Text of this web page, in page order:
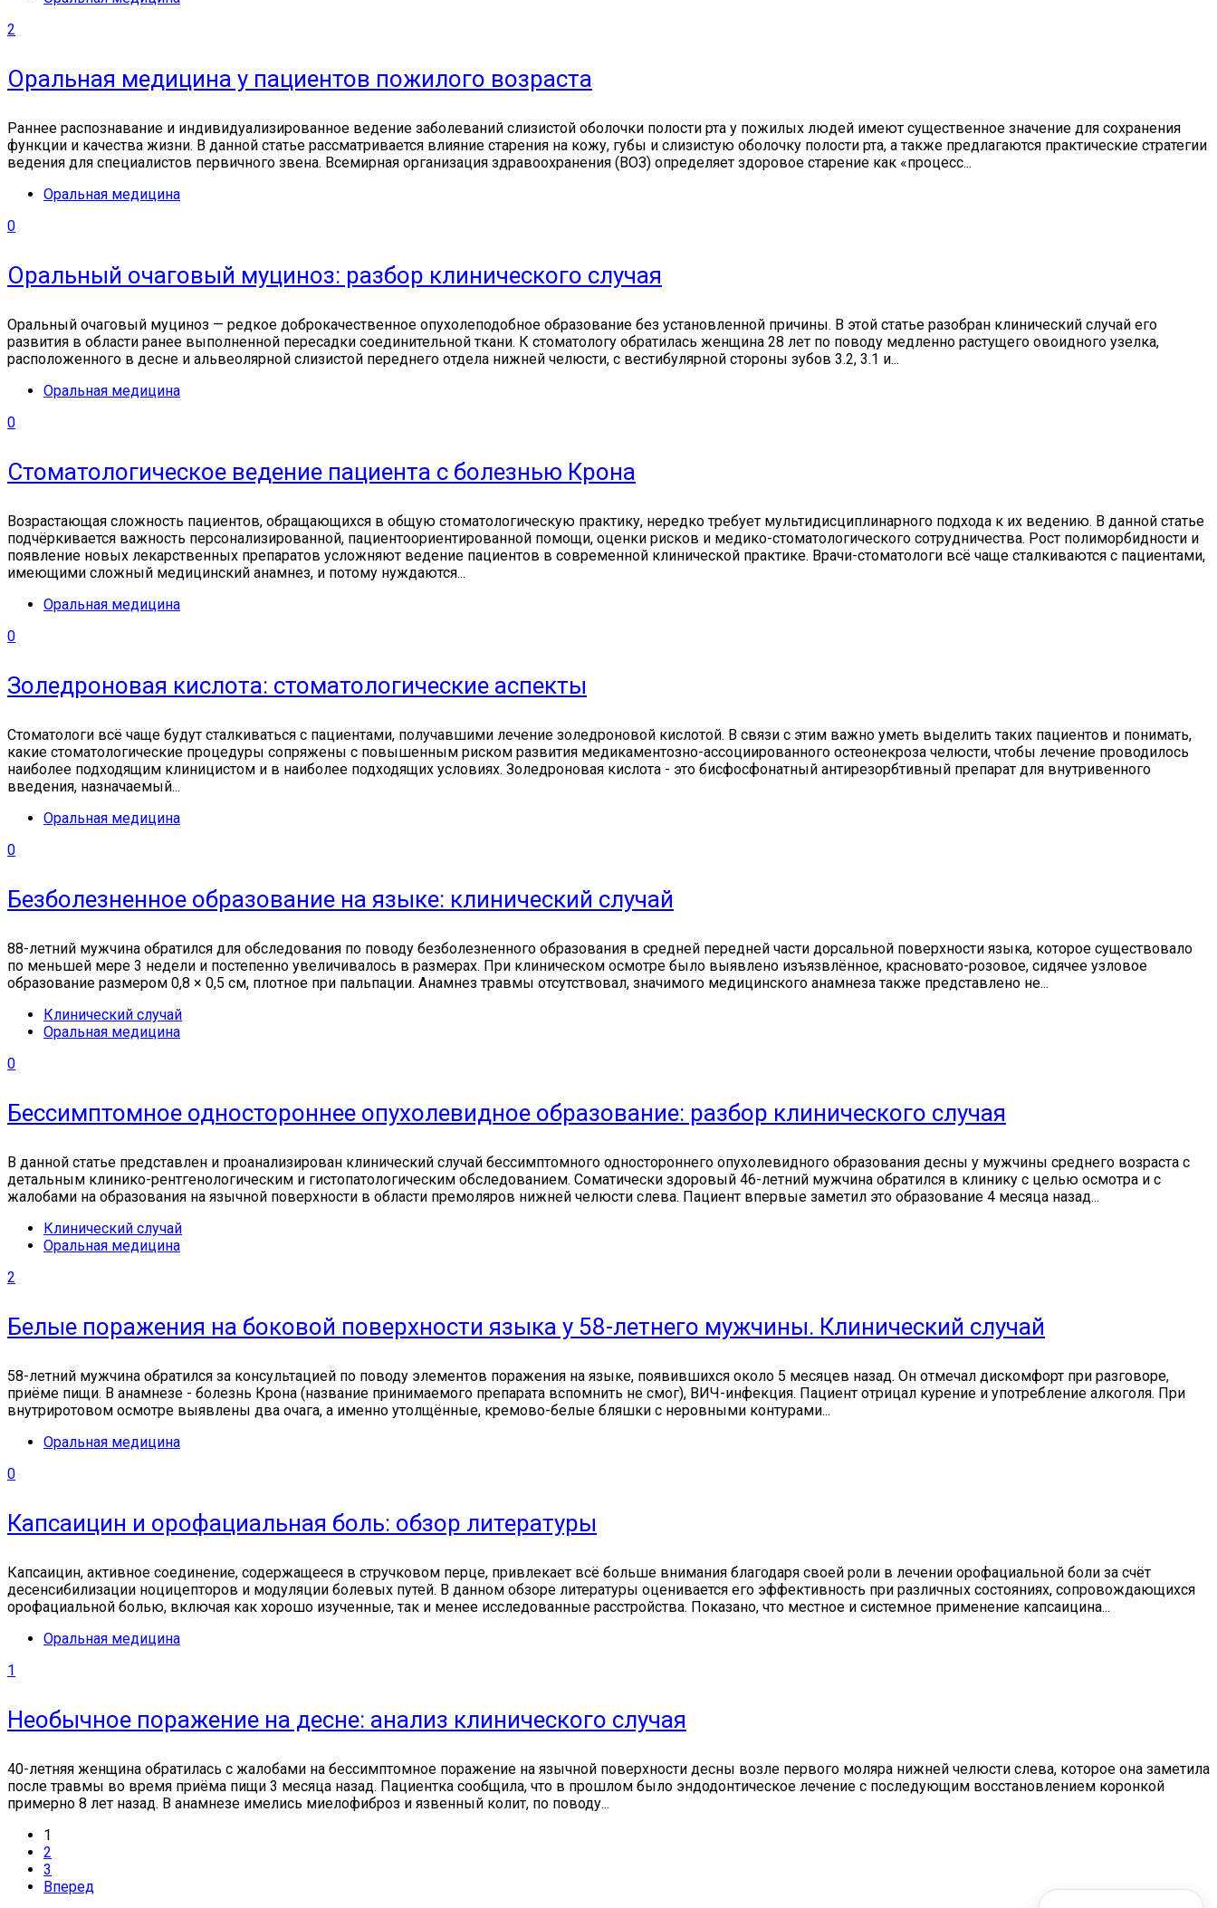
2
Оральная медицина у пациентов пожилого возраста
Раннее распознавание и индивидуализированное ведение заболеваний слизистой оболочки полости рта у пожилых людей имеют существенное значение для сохранения
функции и качества жизни. В данной статье рассматривается влияние старения на кожу, губы и слизистую оболочку полости рта, а также предлагаются практические стратегии
ведения для специалистов первичного звена. Всемирная организация здравоохранения (ВОЗ) определяет здоровое старение как «процесс...
Оральная медицина
0
Оральный очаговый муциноз: разбор клинического случая
Оральный очаговый муциноз — редкое доброкачественное опухолеподобное образование без установленной причины. В этой статье разобран клинический случай его
развития в области ранее выполненной пересадки соединительной ткани. К стоматологу обратилась женщина 28 лет по поводу медленно растущего овоидного узелка,
расположенного в десне и альвеолярной слизистой переднего отдела нижней челюсти, с вестибулярной стороны зубов 3.2, 3.1 и...
Оральная медицина
0
Стоматологическое ведение пациента с болезнью Крона
Возрастающая сложность пациентов, обращающихся в общую стоматологическую практику, нередко требует мультидисциплинарного подхода к их ведению. В данной статье
подчёркивается важность персонализированной, пациентоориентированной помощи, оценки рисков и медико-стоматологического сотрудничества. Рост полиморбидности и
появление новых лекарственных препаратов усложняют ведение пациентов в современной клинической практике. Врачи-стоматологи всё чаще сталкиваются с пациентами,
имеющими сложный медицинский анамнез, и потому нуждаются...
Оральная медицина
0
Золедроновая кислота: стоматологические аспекты
Стоматологи всё чаще будут сталкиваться с пациентами, получавшими лечение золедроновой кислотой. В связи с этим важно уметь выделить таких пациентов и понимать,
какие стоматологические процедуры сопряжены с повышенным риском развития медикаментозно-ассоциированного остеонекроза челюсти, чтобы лечение проводилось
наиболее подходящим клиницистом и в наиболее подходящих условиях. Золедроновая кислота - это бисфосфонатный антирезорбтивный препарат для внутривенного
введения, назначаемый...
Оральная медицина
0
Безболезненное образование на языке: клинический случай
88-летний мужчина обратился для обследования по поводу безболезненного образования в средней передней части дорсальной поверхности языка, которое существовало
по меньшей мере 3 недели и постепенно увеличивалось в размерах. При клиническом осмотре было выявлено изъязвлённое, красновато-розовое, сидячее узловое
образование размером 0,8 × 0,5 см, плотное при пальпации. Анамнез травмы отсутствовал, значимого медицинского анамнеза также представлено не...
Клинический случай
Оральная медицина
0
Бессимптомное одностороннее опухолевидное образование: разбор клинического случая
В данной статье представлен и проанализирован клинический случай бессимптомного одностороннего опухолевидного образования десны у мужчины среднего возраста с
детальным клинико-рентгенологическим и гистопатологическим обследованием. Соматически здоровый 46-летний мужчина обратился в клинику с целью осмотра и с
жалобами на образования на язычной поверхности в области премоляров нижней челюсти слева. Пациент впервые заметил это образование 4 месяца назад...
Клинический случай
Оральная медицина
2
Белые поражения на боковой поверхности языка у 58-летнего мужчины. Клинический случай
58-летний мужчина обратился за консультацией по поводу элементов поражения на языке, появившихся около 5 месяцев назад. Он отмечал дискомфорт при разговоре,
приёме пищи. В анамнезе - болезнь Крона (название принимаемого препарата вспомнить не смог), ВИЧ-инфекция. Пациент отрицал курение и употребление алкоголя. При
внутриротовом осмотре выявлены два очага, а именно утолщённые, кремово-белые бляшки с неровными контурами...
Оральная медицина
0
Капсаицин и орофациальная боль: обзор литературы
Капсаицин, активное соединение, содержащееся в стручковом перце, привлекает всё больше внимания благодаря своей роли в лечении орофациальной боли за счёт
десенсибилизации ноцицепторов и модуляции болевых путей. В данном обзоре литературы оценивается его эффективность при различных состояниях, сопровождающихся
орофациальной болью, включая как хорошо изученные, так и менее исследованные расстройства. Показано, что местное и системное применение капсаицина...
Оральная медицина
1
Необычное поражение на десне: анализ клинического случая
40-летняя женщина обратилась с жалобами на бессимптомное поражение на язычной поверхности десны возле первого моляра нижней челюсти слева, которое она заметила
после травмы во время приёма пищи 3 месяца назад. Пациентка сообщила, что в прошлом было эндодонтическое лечение с последующим восстановлением коронкой
примерно 8 лет назад. В анамнезе имелись миелофиброз и язвенный колит, по поводу...
1
2
3
Вперед